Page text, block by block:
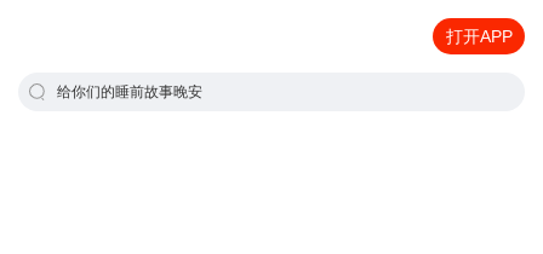
打开APP
给你们的睡前故事晚安